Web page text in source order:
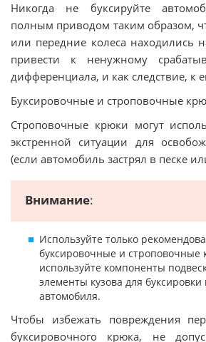
Никогда не буксируйте
полным приводом таким образом,
или передние колеса находились
привести к ненужному
дифференциала, и как следствие, к
Буксировочные и строповочные
Строповочные крюки могут
экстренной ситуации для
(если автомобиль застрял в песке
Внимание:
Используйте только
буксировочные и строповочные
используйте компоненты
элементы кузова для
автомобиля.
Чтобы избежать повреждения
буксировочного крюка, не